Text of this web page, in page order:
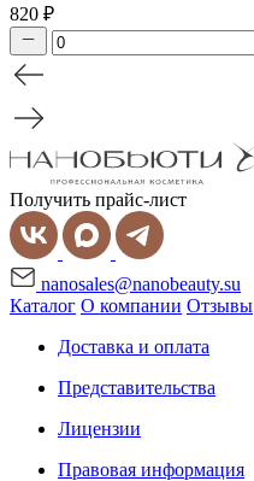
820 ₽
Получить прайс-лист
nanosales@nanobeauty.su
Каталог О компании Отзывы
Доставка и оплата
Представительства
Лицензии
Правовая информация